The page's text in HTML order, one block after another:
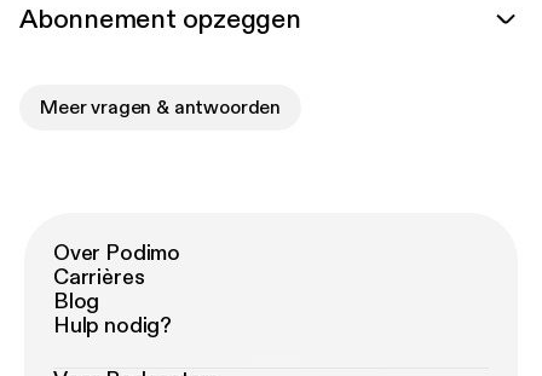
Abonnement opzeggen
Meer vragen & antwoorden
Over Podimo
Carrières
Blog
Hulp nodig?